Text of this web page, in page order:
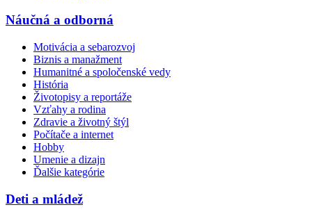
Náučná a odborná
Motivácia a sebarozvoj
Biznis a manažment
Humanitné a spoločenské vedy
História
Životopisy a reportáže
Vzťahy a rodina
Zdravie a životný štýl
Počítače a internet
Hobby
Umenie a dizajn
Ďalšie kategórie
Deti a mládež